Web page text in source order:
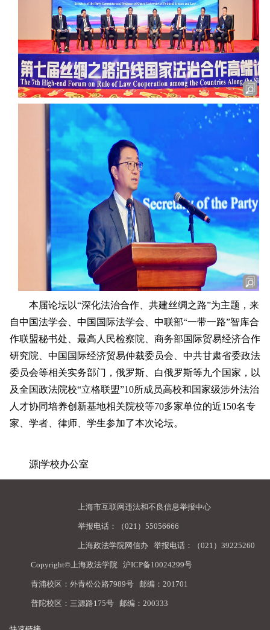
本届论坛以“深化法治合作、共建丝绸之路”为主题，来
自中国法学会、中国国际法学会、中联部“一带一路”智库合
作联盟秘书处、最高人民检察院、商务部国际贸易经济合作
研究院、中国国际经济贸易仲裁委员会、中共甘肃省委政法
委员会等相关实务部门，俄罗斯、白俄罗斯等九个国家，以
及全国政法院校“立格联盟”10所成员高校和国家级涉外法治
人才协同培养创新基地相关院校等70多家单位的近150名专
家、学者、律师、学生参加了本次论坛。
源|学校办公室
上海市互联网违法和不良信息举报中心
举报电话：（021）55056666
上海政法学院网信办 举报电话：（021）39225260
Copyright©上海政法学院 沪ICP备10024299号
青浦校区：外青松公路7989号 邮编：201701
普陀校区：三源路175号 邮编：200333